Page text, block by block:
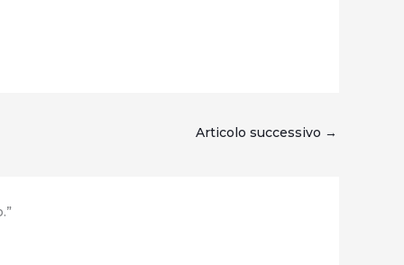
Articolo successivo →